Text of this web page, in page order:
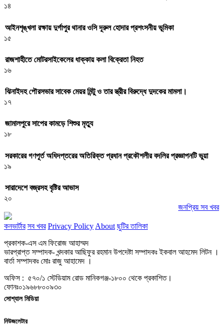
১৪
আইনশৃঙ্খলা রক্ষায় দুর্গাপুর থানার ওসি দূরুল হোদার প্রশংসনীয় ভূমিকা
১৫
রাজশাহীতে মোটরসাইকেলের ধাক্কায় কলা বিক্রেতা নিহত
১৬
ঝিনাইদহ পৌরসভার সাবেক মেয়র মিন্টু ও তার স্ত্রীর বিরুদ্ধে দুদকের মামলা।
১৭
জামালপুরে সাপের কামড়ে শিশুর মৃত্যু
১৮
সরকারের গণপূর্ত অধিদপ্তরের অতিরিক্ত প্রধান প্রকৌশলীর বদলির প্রজ্ঞাপনটি ভুয়া
১৯
সারাদেশে বজ্রসহ বৃষ্টির আভাস
২০
জনপ্রিয় সব খবর
কনভার্টার সব খবর Privacy Policy About ছুটির তালিকা
প্রকাশক-এস এম ফিরোজ আহাম্মদ
ভারপ্রাপ্ত সম্পাদক- খন্দকার আছিফুর রহমান উপদেষ্টা সম্পাদকঃ ইকবাল আহমেদ লিটন ।
বার্তা সম্পাদকঃ মোঃ রাজু আহামেদ ।
অফিস : ৫৭০/১ স্টেডিয়াম রোড মানিকগঞ্জ-১৮০০ থেকে প্রকাশিত।
ফোনঃ০১৯৬৮৮০০৯৩০
সোশ্যাল মিডিয়া
নিউজলেটার